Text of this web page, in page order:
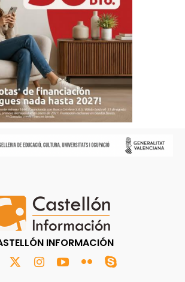
INFORMACIÓN